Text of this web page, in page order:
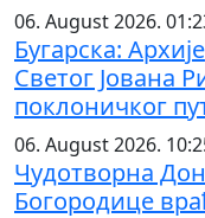
06. August 2026.
Бугарска:
Светог Јована
поклоничког
06. August 2026.
Чудотворна
Богородице